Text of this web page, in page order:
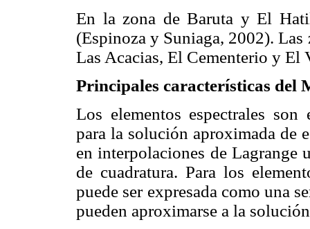
En la zona de Baruta y El
(Espinoza y Suniaga, 2002).
Las Acacias, El Cementerio y El
Principales características del
Los elementos espectrales son
para la solución aproximada de
en interpolaciones de Lagrange
de cuadratura. Para los
puede ser expresada como una
pueden aproximarse a la